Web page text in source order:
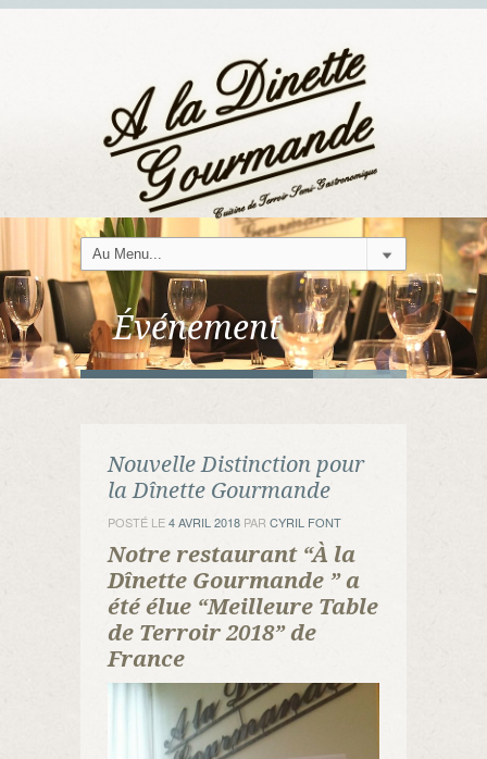
Événement
Nouvelle Distinction pour
la Dînette Gourmande
POSTÉ LE4 AVRIL 2018 PAR CYRIL FONT
Notre restaurant “À la
Dînette Gourmande ” a
été élue “Meilleure Table
de Terroir 2018” de
France